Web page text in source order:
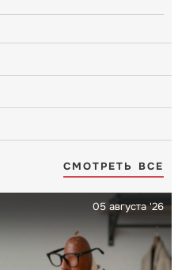
СМОТРЕТЬ ВСЕ
05 августа '26